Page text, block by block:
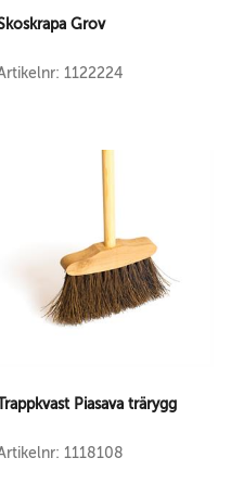
Grov
1122224
Piasava trärygg
1118108